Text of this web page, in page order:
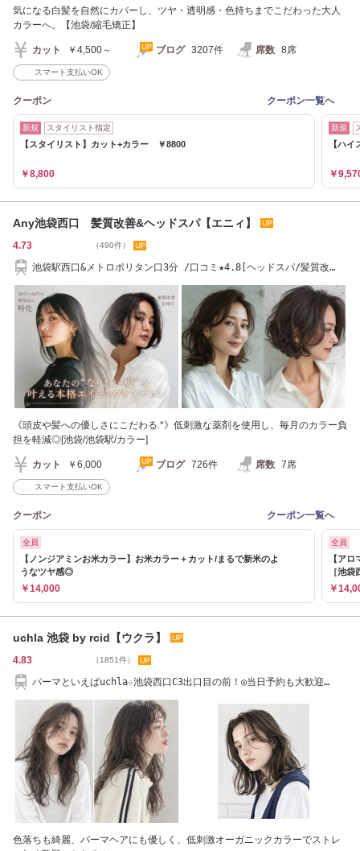
気になる白髪を自然にカバーし、ツヤ・透明感・色持ちまでこだわった大人
カラーへ。【池袋/縮毛矯正】
カット ￥4,500～ ブログ 3207件 席数 8席
スマート支払いOK
クーポン クーポン一覧へ
新規 スタイリスト指定
【スタイリスト】カット+カラー ￥8800
￥8,800
新規
【ハ
￥
Any池袋西口 髪質改善&ヘッドスパ【エニィ】
4.73 （490件）
池袋駅西口&メトロポリタン口3分 /口コミ★4.8[ヘッドスパ/髪質改
《頭皮や髪への優しさにこだわる.*》低刺激な薬剤を使用し、毎月のカラー負
担を軽減◎[池袋/池袋駅/カラー]
カット ￥6,000 ブログ 726件 席数 7席
スマート支払いOK
クーポン クーポン一覧へ
全員
【ノンジアミンお米カラー】お米カラー＋カット/まるで新米のよ
うなツヤ感◎
￥14,000
全員
【ア
［池袋
￥
uchla 池袋 by rcid【ウクラ】
4.83 （1851件）
パーマといえばuchla☆池袋西口C3出口目の前！◎当日予約も大歓迎
色落ちも綺麗、パーマヘアにも優しく、低刺激オーガニックカラーでストレ